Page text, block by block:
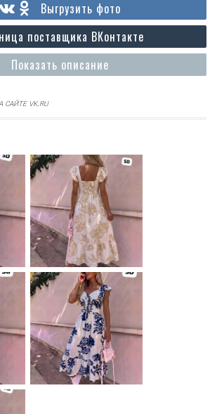
Показать описание
поставщика ВКонтакте
Выгрузить фото
сайте vk.ru